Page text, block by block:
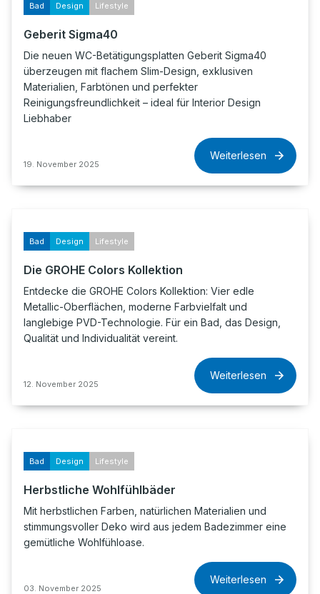
Bad Design Lifestyle
Geberit Sigma40
Die neuen WC-Betätigungsplatten Geberit Sigma40
überzeugen mit flachem Slim-Design, exklusiven
Materialien, Farbtönen und perfekter
Reinigungsfreundlichkeit – ideal für Interior Design
Liebhaber
19. November 2025
Weiterlesen
Bad Design Lifestyle
Die GROHE Colors Kollektion
Entdecke die GROHE Colors Kollektion: Vier edle
Metallic-Oberflächen, moderne Farbvielfalt und
langlebige PVD-Technologie. Für ein Bad, das Design,
Qualität und Individualität vereint.
12. November 2025
Weiterlesen
Bad Design Lifestyle
Herbstliche Wohlfühlbäder
Mit herbstlichen Farben, natürlichen Materialien und
stimmungsvoller Deko wird aus jedem Badezimmer eine
gemütliche Wohlfühloase.
03. November 2025
Weiterlesen